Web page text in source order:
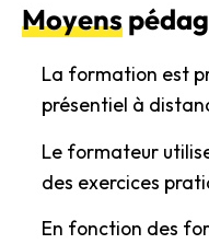
Moyens
La formation est
présentiel à
Le formateur
des exercices
En fonction des